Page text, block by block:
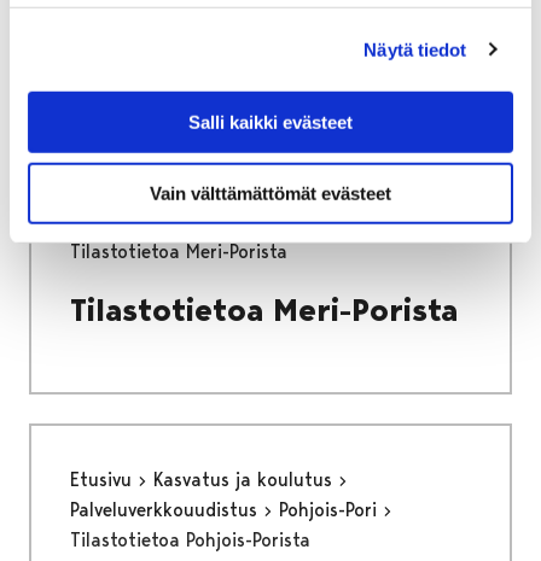
Näytä tiedot
Salli kaikki evästeet
Vain välttämättömät evästeet
valvonta
Kasvatus ja koulutus
Palveluverkkouudistus
Meri-Pori
Tilastotietoa Meri-Porista
Tilastotietoa Meri-Porista
Etusivu
Kasvatus ja koulutus
Palveluverkkouudistus
Pohjois-Pori
Tilastotietoa Pohjois-Porista